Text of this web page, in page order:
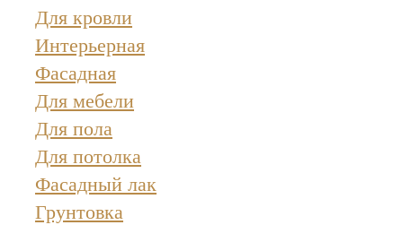
Для кровли
Интерьерная
Фасадная
Для мебели
Для пола
Для потолка
Фасадный лак
Грунтовка